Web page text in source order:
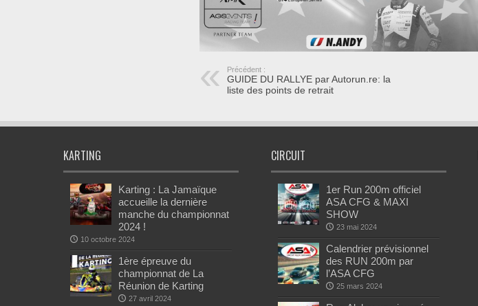
Précédent :
GUIDE DU RALLYE par Autorun.re: la
liste des points de retrait
KARTING
Karting : La Jamaïque
accueille la dernière
manche du championnat
2024 !
10 octobre 2024
1ère épreuve du
championnat de La
Réunion de Karting
27 avril 2024
CIRCUIT
1er Run 200m officiel
ASA CFG & MAXI
SHOW
23 mai 2024
Calendrier prévisionnel
des RUN 200m par
l’ASA CFG
25 mars 2024